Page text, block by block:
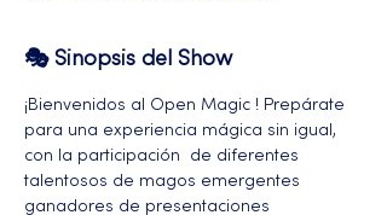
🎭 Sinopsis del Show
¡Bienvenidos al Open Magic ! Prepárate
para una experiencia mágica sin igual,
con la participación  de diferentes
talentosos de magos emergentes
ganadores de presentaciones